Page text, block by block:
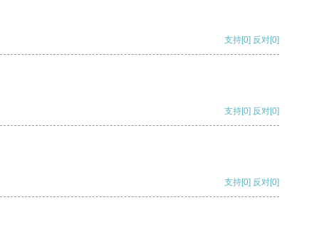
支持[0] 反对[0]
支持[0] 反对[0]
支持[0] 反对[0]